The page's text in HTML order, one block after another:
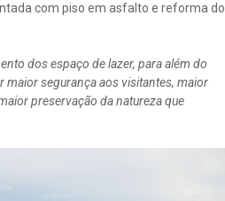
com piso em asfalto e reforma do
dos espaço de lazer, para além do
segurança aos visitantes, maior
preservação da natureza que